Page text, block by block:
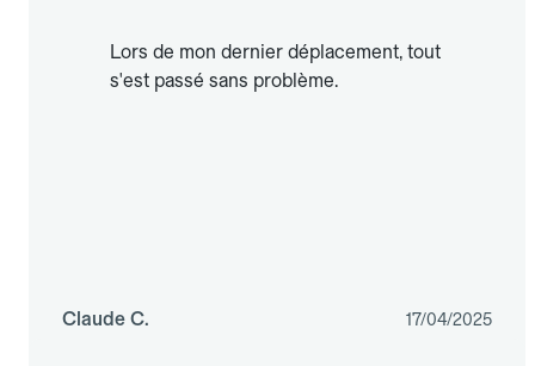
Lors de mon dernier déplacement, tout
s'est passé sans problème.
Claude C. 17/04/2025